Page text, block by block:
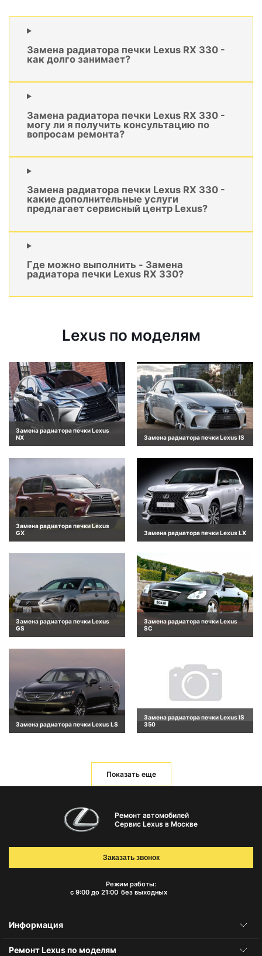
Замена радиатора печки Lexus RX 330 -
как долго занимает?
Замена радиатора печки Lexus RX 330 -
могу ли я получить консультацию по
вопросам ремонта?
Замена радиатора печки Lexus RX 330 -
какие дополнительные услуги
предлагает сервисный центр Lexus?
Где можно выполнить - Замена
радиатора печки Lexus RX 330?
Lexus по моделям
Замена радиатора печки Lexus
NX
Замена радиатора печки Lexus IS
Замена радиатора печки Lexus
GX
Замена радиатора печки Lexus LX
Замена радиатора печки Lexus
GS
Замена радиатора печки Lexus
SC
Замена радиатора печки Lexus LS
Замена радиатора печки Lexus IS
350
Показать еще
Ремонт автомобилей
Сервис Lexus в Москве
Режим работы:
с 9:00 до 21:00 без выходных
Заказать звонок
Информация
Ремонт Lexus по моделям